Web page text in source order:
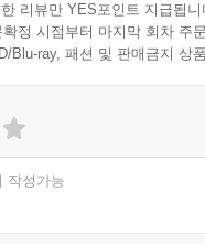
리뷰만 YES포인트 지급됩니
정 시점부터 마지막 회차 주
Blu-ray, 패션 및 판매금지 상
작성가능